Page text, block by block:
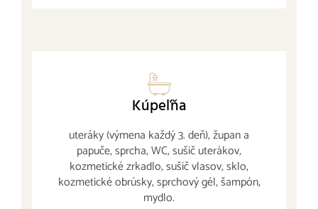
Kúpeľňa
uteráky (výmena každý 3. deň), župan a
papuče, sprcha, WC, sušič uterákov,
kozmetické zrkadlo, sušič vlasov, sklo,
kozmetické obrúsky, sprchový gél, šampón,
mydlo.